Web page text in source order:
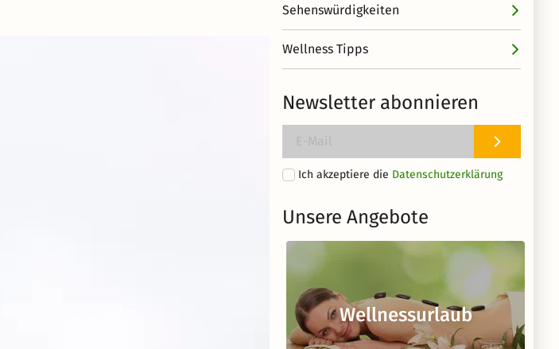
Sehenswürdigkeiten
Wellness Tipps
Newsletter abonnieren
Ich akzeptiere die Datenschutzerklärung
Unsere Angebote
Wellnessurlaub